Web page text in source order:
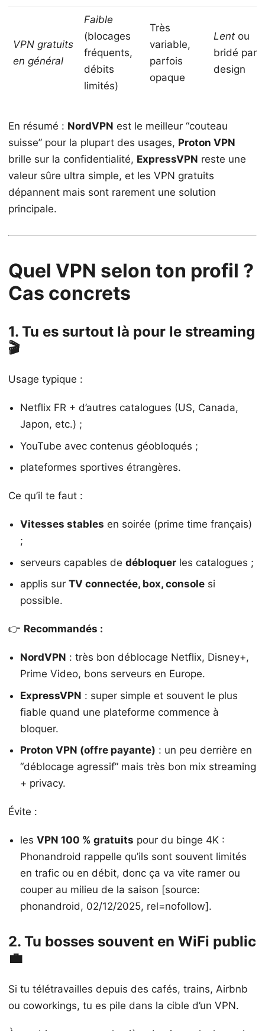
VPN gratuits
en général
Faible
(blocages
fréquents,
débits
limités)
Très
variable,
parfois
opaque
Lent ou
bridé par
design
En résumé : NordVPN est le meilleur “couteau
suisse” pour la plupart des usages, Proton VPN
brille sur la confidentialité, ExpressVPN reste une
valeur sûre ultra simple, et les VPN gratuits
dépannent mais sont rarement une solution
principale.
Quel VPN selon ton profil ?
Cas concrets
1. Tu es surtout là pour le streaming
🎬
Usage typique :
Netflix FR + d’autres catalogues (US, Canada,
Japon, etc.) ;
YouTube avec contenus géobloqués ;
plateformes sportives étrangères.
Ce qu’il te faut :
Vitesses stables en soirée (prime time français)
;
serveurs capables de débloquer les catalogues ;
applis sur TV connectée, box, console si
possible.
👉 Recommandés :
NordVPN : très bon déblocage Netflix, Disney+,
Prime Video, bons serveurs en Europe.
ExpressVPN : super simple et souvent le plus
fiable quand une plateforme commence à
bloquer.
Proton VPN (offre payante) : un peu derrière en
“déblocage agressif” mais très bon mix streaming
+ privacy.
Évite :
les VPN 100 % gratuits pour du binge 4K :
Phonandroid rappelle qu’ils sont souvent limités
en trafic ou en débit, donc ça va vite ramer ou
couper au milieu de la saison [source:
phonandroid, 02/12/2025, rel=nofollow].
2. Tu bosses souvent en WiFi public
💼
Si tu télétravailles depuis des cafés, trains, Airbnb
ou coworkings, tu es pile dans la cible d’un VPN.